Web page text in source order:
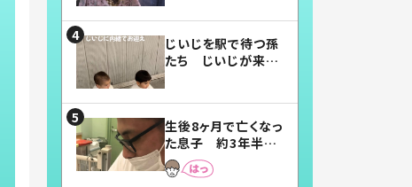
じいじを駅で待つ孫
たち じいじが来た
まらない」「幸せにな
れる」
生後8ヶ月で亡くなっ
た息子 約3年半
後、当時の妻の日記
に書いてあった本音